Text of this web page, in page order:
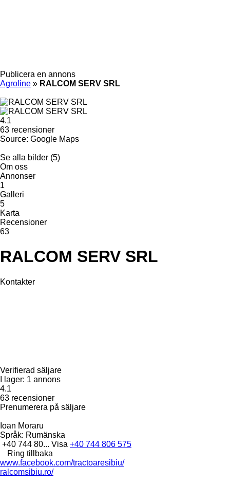
Publicera en annons
Agroline » RALCOM SERV SRL
4.1
63 recensioner
Source: Google Maps
Se alla bilder (5)
Om oss
Annonser
1
Galleri
5
Karta
Recensioner
63
RALCOM SERV SRL
Kontakter
Verifierad säljare
I lager: 1 annons
4.1
63 recensioner
Prenumerera på säljare
Ioan Moraru
Språk: Rumänska
+40 744 80... Visa +40 744 806 575
Ring tillbaka
www.facebook.com/tractoaresibiu/
ralcomsibiu.ro/